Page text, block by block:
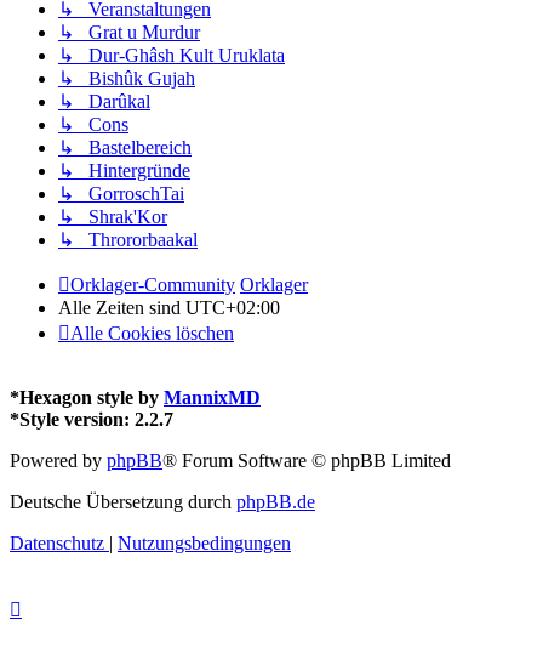
↳ Veranstaltungen
↳ Grat u Murdur
↳ Dur-Ghâsh Kult Uruklata
↳ Bishûk Gujah
↳ Darûkal
↳ Cons
↳ Bastelbereich
↳ Hintergründe
↳ GorroschTai
↳ Shrak'Kor
↳ Thrororbaakal
Orklager-Community Orklager
Alle Zeiten sind UTC+02:00
Alle Cookies löschen
*Hexagon style by MannixMD
*Style version: 2.2.7
Powered by phpBB® Forum Software © phpBB Limited
Deutsche Übersetzung durch phpBB.de
Datenschutz
Nutzungsbedingungen